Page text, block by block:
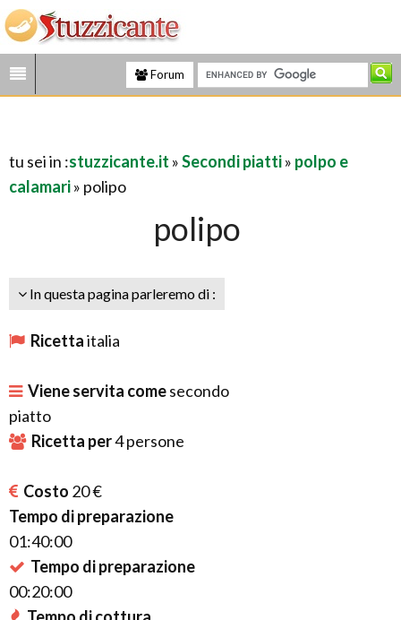
Forum
tu sei in :stuzzicante.it »Secondi piatti» polpo e
calamari» polipo
polipo
In questa pagina parleremo di :
Ricettaitalia
Viene servita comesecondo
piatto
Ricetta per4persone
Costo 20 €
Tempo di preparazione
01:40:00
Tempo di preparazione
00:20:00